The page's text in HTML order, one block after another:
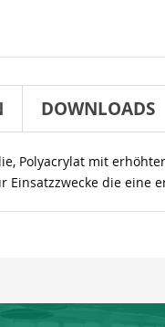
DOWNLOADS
Polyacrylat mit
die eine